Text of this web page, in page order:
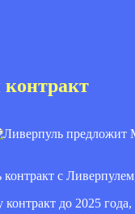
с
до 2025